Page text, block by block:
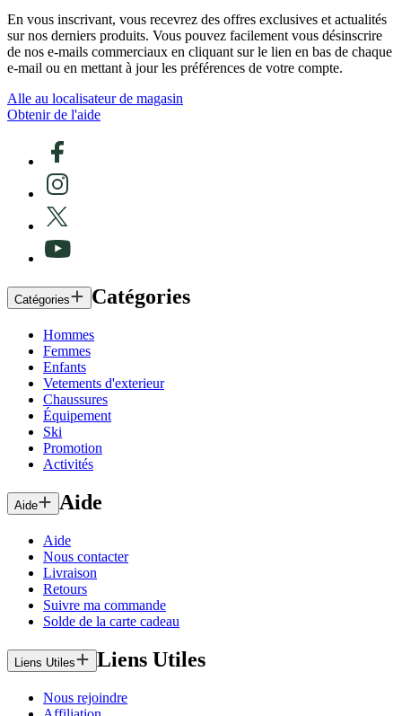
En vous inscrivant, vous recevrez des offres exclusives et actualités
sur nos derniers produits. Vous pouvez facilement vous désinscrire
de nos e-mails commerciaux en cliquant sur le lien en bas de chaque
e-mail ou en mettant à jour les préférences de votre compte.
Alle au localisateur de magasin
Obtenir de l'aide
Catégories Catégories
Hommes
Femmes
Enfants
Vetements d'exterieur
Chaussures
Équipement
Ski
Promotion
Activités
Aide Aide
Aide
Nous contacter
Livraison
Retours
Suivre ma commande
Solde de la carte cadeau
Liens Utiles Liens Utiles
Nous rejoindre